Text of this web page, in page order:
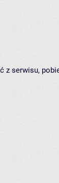
z serwisu,